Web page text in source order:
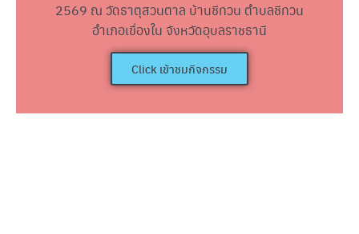
2569 ณ วัดธาตุสวนตาล บ้านชีทวน ตำบลชีทวน
อำเภอเขื่องใน จังหวัดอุบลราชธานี
Click เข้าชมกิจกรรม